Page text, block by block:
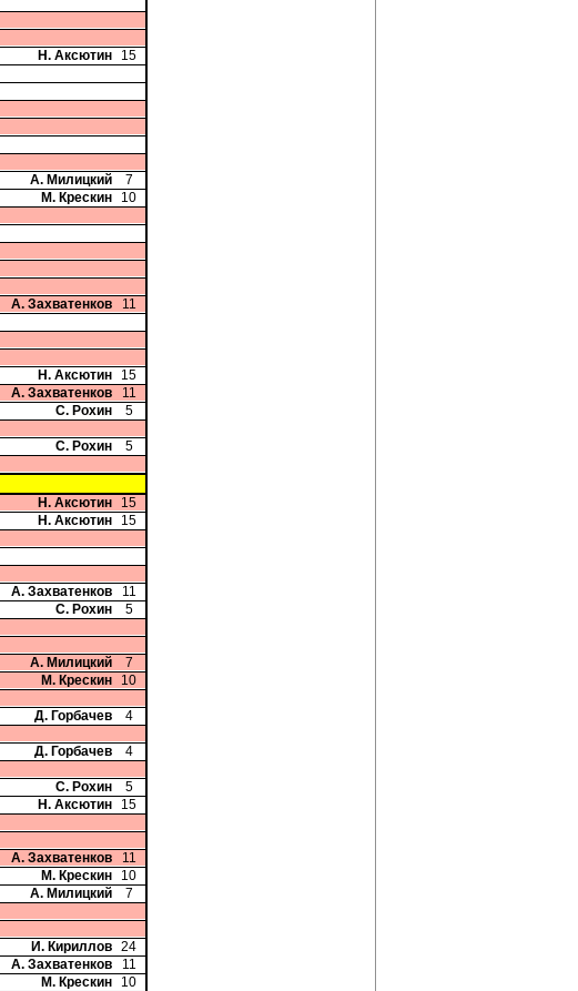
Н. Аксютин
15
А. Милицкий
7
М. Крескин
10
А. Захватенков
11
Н. Аксютин
15
А. Захватенков
11
С. Рохин
5
С. Рохин
5
Н. Аксютин
15
Н. Аксютин
15
А. Захватенков
11
С. Рохин
5
А. Милицкий
7
М. Крескин
10
Д. Горбачев
4
Д. Горбачев
4
С. Рохин
5
Н. Аксютин
15
А. Захватенков
11
М. Крескин
10
А. Милицкий
7
И. Кириллов 24
А. Захватенков
11
М. Крескин
10